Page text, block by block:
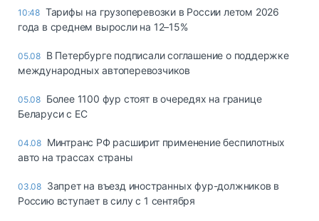
10:48 Тарифы на грузоперевозки в России летом 2026
года в среднем выросли на 12–15%
05.08 В Петербурге подписали соглашение о поддержке
международных автоперевозчиков
05.08 Более 1100 фур стоят в очередях на границе
Беларуси с ЕС
04.08 Минтранс РФ расширит применение беспилотных
авто на трассах страны
03.08 Запрет на въезд иностранных фур-должников в
Россию вступает в силу с 1 сентября